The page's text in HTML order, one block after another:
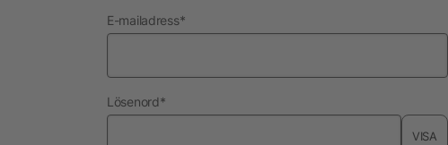
E-mailadressnödvändig
*
Lösenordnödvändig
*
VISA